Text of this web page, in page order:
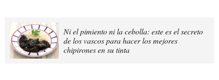
Ni el pimiento ni la cebolla: este es el secreto
de los vascos para hacer los mejores
chipirones en su tinta